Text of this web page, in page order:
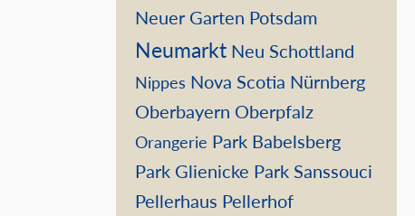
Neuer Garten Potsdam
Neumarkt Neu Schottland
Nippes Nova Scotia Nürnberg
Oberbayern Oberpfalz
Orangerie Park Babelsberg
Park Glienicke Park Sanssouci
Pellerhaus Pellerhof